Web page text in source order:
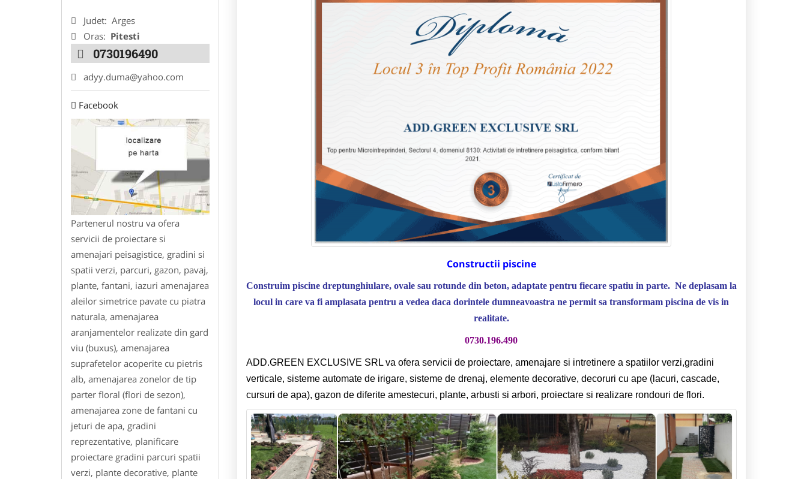
Judet: Arges
Oras: Pitesti
0730196490
adyy.duma@yahoo.com
Facebook
Partenerul nostru va ofera
servicii de proiectare si
amenajari peisagistice, gradini si
spatii verzi, parcuri, gazon, pavaj,
plante, fantani, iazuri amenajarea
aleilor simetrice pavate cu piatra
naturala, amenajarea
aranjamentelor realizate din gard
viu (buxus), amenajarea
suprafetelor acoperite cu pietris
alb, amenajarea zonelor de tip
parter floral (flori de sezon),
amenajarea zone de fantani cu
jeturi de apa, gradini
reprezentative, planificare
proiectare gradini parcuri spatii
verzi, plante decorative, plante
Constructii piscine
Construim piscine dreptunghiulare, ovale sau rotunde din beton, adaptate pentru fiecare spatiu in parte. Ne deplasam la
locul in care va fi amplasata pentru a vedea daca dorintele dumneavoastra ne permit sa transformam piscina de vis in
realitate.
0730.196.490
ADD.GREEN EXCLUSIVE SRL va ofera servicii de proiectare, amenajare si intretinere a spatiilor verzi,gradini
verticale, sisteme automate de irigare, sisteme de drenaj, elemente decorative, decoruri cu ape (lacuri, cascade,
cursuri de apa), gazon de diferite amestecuri, plante, arbusti si arbori, proiectare si realizare rondouri de flori.